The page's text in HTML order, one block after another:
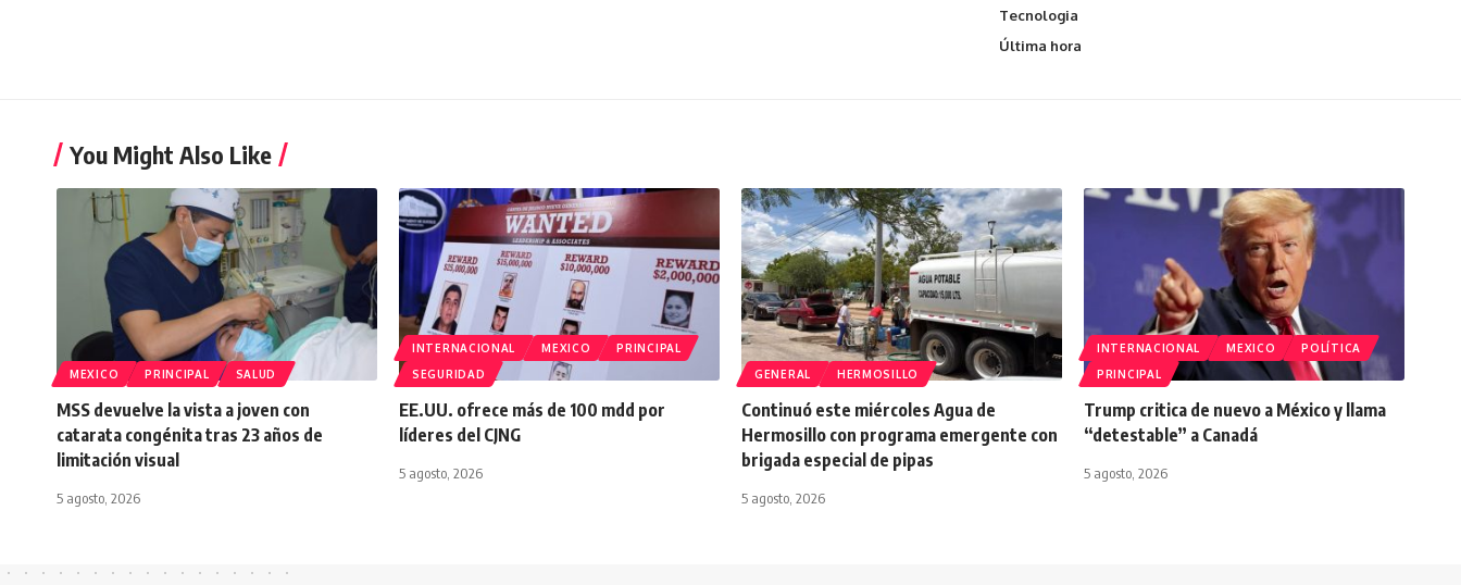
Tecnologia
Última hora
You Might Also Like
MEXICO PRINCIPAL SALUD
MSS devuelve la vista a joven con
catarata congénita tras 23 años de
limitación visual
5 agosto, 2026
INTERNACIONAL MEXICO
PRINCIPAL
SEGURIDAD
EE.UU. ofrece más de 100 mdd por
líderes del CJNG
5 agosto, 2026
GENERAL HERMOSILLO
Continuó este miércoles Agua de
Hermosillo con programa emergente con
brigada especial de pipas
5 agosto, 2026
INTERNACIONAL MEXICO
POLÍTICA
PRINCIPAL
Trump critica de nuevo a México y llama
“detestable” a Canadá
5 agosto, 2026